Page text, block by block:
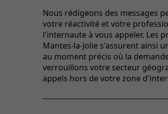
Nous rédigeons des messages
votre réactivité et votre
l'internaute à vous appeler. Les
Mantes-la-Jolie s'assurent ainsi
au moment précis où la
verrouillons votre secteur
appels hors de votre zone